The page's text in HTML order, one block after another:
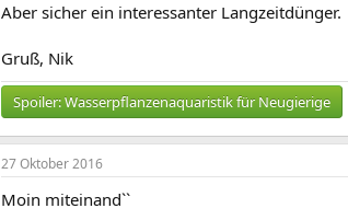
Aber sicher ein interessanter Langzeitdünger.
Gruß, Nik
Spoiler:Wasserpflanzenaquaristik für Neugierige
27 Oktober 2016
Moin miteinand``